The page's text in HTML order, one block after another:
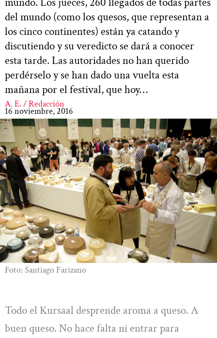
del mundo (como los quesos, que representan a
los cinco continentes) están ya catando y
discutiendo y su veredicto se dará a conocer
esta tarde. Las autoridades no han querido
perdérselo y se han dado una vuelta esta
mañana por el festival, que hoy…
A. E. / Redacción
16 noviembre, 2016
Foto: Santiago Farizano
Todo el Kursaal desprende aroma a queso. A
buen queso. No hace falta ni entrar para